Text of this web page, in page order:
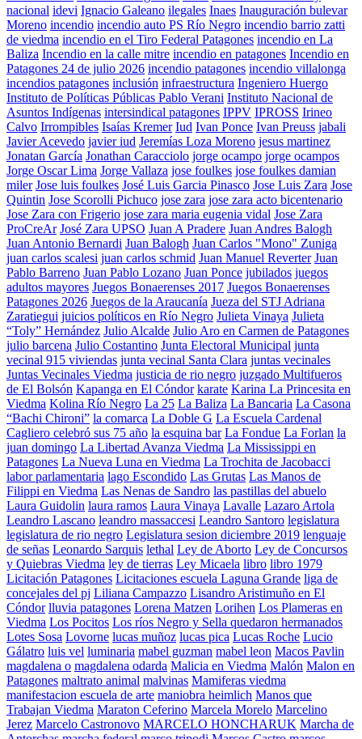
nacional idevi Ignacio Galeano ilegales Inaes Inauguración bulevar
Moreno incendio incendio auto PS Río Negro incendio barrio zatti
de viedma incendio en el Tiro Federal Patagones incendio en La
Baliza Incendio en la calle mitre incendio en patagones Incendio en
Patagones 24 de julio 2026 incendio patagones incendio villalonga
incendios patagones inclusión infraestructura Ingeniero Huergo
Instituto de Políticas Públicas Pablo Verani Instituto Nacional de
Asuntos Indígenas intersindical patagones IPPV IPROSS Irineo
Calvo Irrompibles Isaías Kremer Iud Ivan Ponce Ivan Preuss jabali
Javier Acevedo javier iud Jeremías Loza Moreno jesus martinez
Jonatan García Jonathan Caracciolo jorge ocampo jorge ocampos
Jorge Oscar Lima Jorge Vallaza jose foulkes jose foulkes damian
miler Jose luis foulkes José Luis Garcia Pinasco Jose Luis Zara Jose
Quintin Jose Scorolli Pichuco jose zara jose zara acto bicentenario
Jose Zara con Frigerio jose zara maria eugenia vidal Jose Zara
ProCreAr José Zara UPSO Juan A Pradere Juan Andres Balogh
Juan Antonio Bernardi Juan Balogh Juan Carlos "Mono" Zuniga
juan carlos scalesi juan carlos schmid Juan Manuel Reverter Juan
Pablo Barreno Juan Pablo Lozano Juan Ponce jubilados juegos
adultos mayores Juegos Bonaerenses 2017 Juegos Bonaerenses
Patagones 2026 Juegos de la Araucanía Jueza del STJ Adriana
Zaratiegui juicios políticos en Río Negro Julieta Vinaya Julieta
“Toly” Hernández Julio Alcalde Julio Aro en Carmen de Patagones
julio barcena Julio Costantino Junta Electoral Municipal junta
vecinal 915 viviendas junta vecinal Santa Clara juntas vecinales
Juntas Vecinales Viedma justicia de rio negro juzgado Multifueros
de El Bolsón Kapanga en El Cóndor karate Karina La Princesita en
Viedma Kolina Río Negro La 25 La Baliza La Bancaria La Casona
“Bachi Chironi” la comarca La Doble G La Escuela Cardenal
Cagliero celebró sus 75 año la esquina bar La Fondue La Forlan la
juan domingo La Libertad Avanza Viedma La Mississippi en
Patagones La Nueva Luna en Viedma La Trochita de Jacobacci
labor parlamentaria lago Escondido Las Grutas Las Manos de
Filippi en Viedma Las Nenas de Sandro las pastillas del abuelo
Laura Guidolin laura ramos Laura Vinaya Lavalle Lazaro Artola
Leandro Lascano leandro massaccesi Leandro Santoro legislatura
legislatura de rio negro Legislatura sesion diciembre 2019 lenguaje
de señas Leonardo Sarquis lethal Ley de Aborto Ley de Concursos
y Quiebras Viedma ley de tierras Ley Micaela libro libro 1979
Licitación Patagones Licitaciones escuela Laguna Grande liga de
concejales del pj Liliana Campazzo Lisandro Aristimuño en El
Cóndor lluvia patagones Lorena Matzen Lorihen Los Plameras en
Viedma Los Pocitos Los ríos Negro y Sella quedaron hermanados
Lotes Sosa Lovorne lucas muñoz lucas pica Lucas Roche Lucio
Gálatro luis vel luminaria mabel guzman mabel leon Macos Pavlin
magdalena o magdalena odarda Malicia en Viedma Malón Malon en
Patagones maltrato animal malvinas Mamiferas viedma
manifestacion escuela de arte maniobra heimlich Manos que
Trabajan Viedma Maraton Ceferino Marcela Morelo Marcelino
Jerez Marcelo Castronovo MARCELO HONCHARUK Marcha de